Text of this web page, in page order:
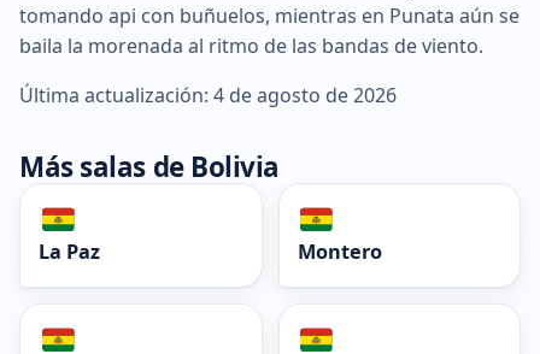
tomando api con buñuelos, mientras en Punata aún se
baila la morenada al ritmo de las bandas de viento.
Última actualización: 4 de agosto de 2026
Más salas de Bolivia
La Paz Montero